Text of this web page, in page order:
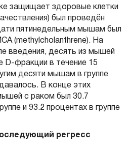
защищает здоровые клетки
был проведён
пятинедельным мышам был
(methylcholanthrene). На
введения, десять из мышей
D-фракции в течение 15
десяти мышам в группе
В конце этих
с раком был 30.7
и 93.2 процентах в группе
регресс